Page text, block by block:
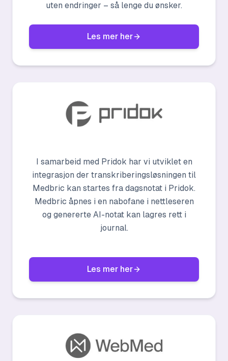
uten endringer – så lenge du ønsker.
Les mer her
I samarbeid med Pridok har vi utviklet en
integrasjon der transkriberingsløsningen til
Medbric kan startes fra dagsnotat i Pridok.
Medbric åpnes i en nabofane i nettleseren
og genererte AI-notat kan lagres rett i
journal.
Les mer her